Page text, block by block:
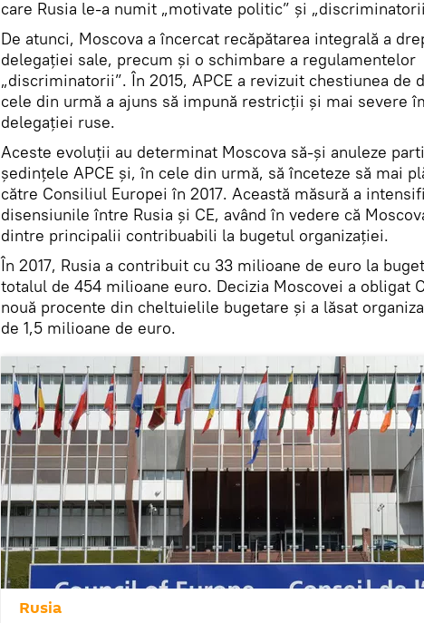
care Rusia le-a numit „motivate politic” și
De atunci, Moscova a încercat recăpătarea integrală a
delegației sale, precum și o schimbare a regulamentelor
„discriminatorii”. În 2015, APCE a revizuit chestiunea de
cele din urmă a ajuns să impună restricții și mai severe
delegației ruse.
Aceste evoluții au determinat Moscova să-și anuleze
ședințele APCE și, în cele din urmă, să înceteze să mai
către Consiliul Europei în 2017. Această măsură a
disensiunile între Rusia și CE, având în vedere că
dintre principalii contribuabili la bugetul organizației.
În 2017, Rusia a contribuit cu 33 milioane de euro la
totalul de 454 milioane euro. Decizia Moscovei a obligat
nouă procente din cheltuielile bugetare și a lăsat
de 1,5 milioane de euro.
Rusia